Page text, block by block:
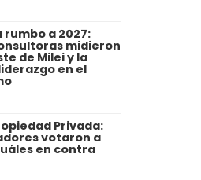
rumbo a 2027:
midieron
de Milei y la
en el
Privada:
votaron a
en contra